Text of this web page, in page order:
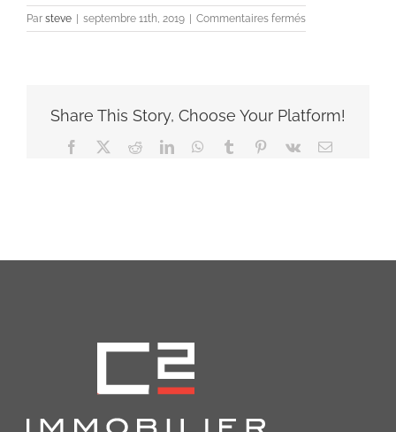
Par steve | septembre 11th, 2019 | Commentaires ferméssur
Marc-
Share This Story, Choose Your Platform!
Facebook RedditLinkedInWhatsApp
Tumblr Pinterest
Vk Email